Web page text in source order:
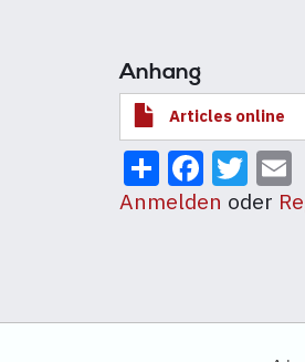
Anhang
Articles online
Share
Anmelden oder